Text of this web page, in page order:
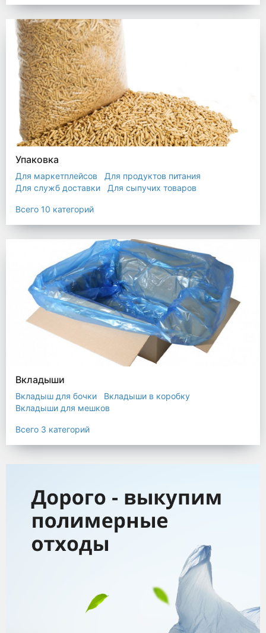
Упаковка
Для маркетплейсов
Для продуктов питания
Для служб доставки
Для сыпучих товаров
Промышленная упаковка
Прочая полиэтиленовая упаковка
Всего 10 категорий
Вкладыши
Вкладыш для бочки
Вкладыши в коробку
Вкладыши для мешков
Всего 3 категорий